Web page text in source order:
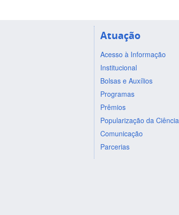
Atuação
Acesso à Informação
Institucional
Bolsas e Auxílios
Programas
Prêmios
Popularização da Ciência
Comunicação
Parcerias